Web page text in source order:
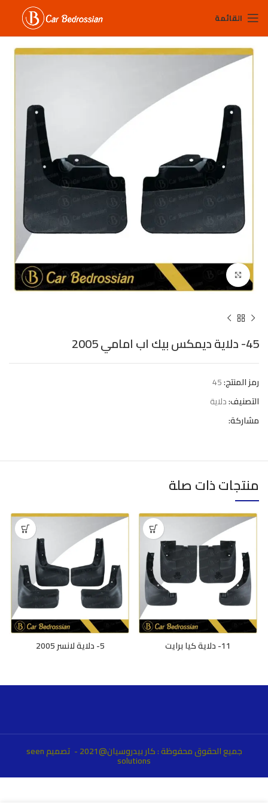
القائمة
Click to enlarge
45- دلاية ديمكس بيك اب امامي 2005
رمز المنتج:45
التصنيف:دلاية
مشاركة:
منتجات ذات صلة
11- دلاية كيا برايت 5- دلاية لانسر 2005
جميع الحقوق محفوظة : كار بيدروسيان@2021 - تصميم seen
solutions